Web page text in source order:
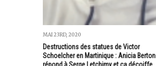
MAI 23RD, 2020
Destructions des statues de Victor
Schoelcher en Martinique : Anicia Berton